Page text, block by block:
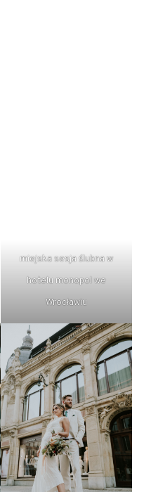
miejska sesja ślubna w
hotelu monopol we
Wrocławiu